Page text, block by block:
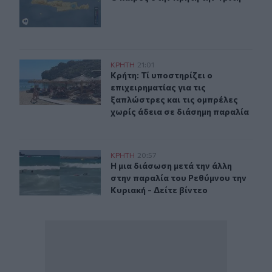
Κρήτη: Τί υποστηρίζει ο επιχειρηματίας για τις
ΚΡΗΤΗ 21:01
Κρήτη: Τί υποστηρίζει ο
Κρήτη: Τί υποστηρίζει ο
επιχειρηματίας για τις
ξαπλώστρες και τις ομπρέλες
χωρίς άδεια σε διάσημη παραλία
Η μια διάσωση μετά την άλλη στην παραλία του
ΚΡΗΤΗ 20:57
Η μια διάσωση μετά την άλλη στην
Η μια διάσωση μετά την άλλη
στην παραλία του Ρεθύμνου την
Κυριακή - Δείτε βίντεο